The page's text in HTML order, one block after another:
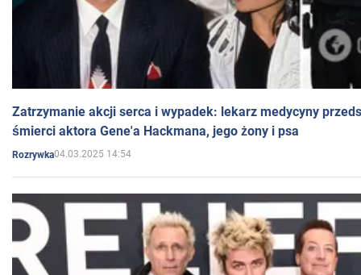
Zatrzymanie akcji serca i wypadek: lekarz medycyny
śmierci aktora Gene'a Hackmana, jego żony i psa
Rozrywka04.03.2025 14:54